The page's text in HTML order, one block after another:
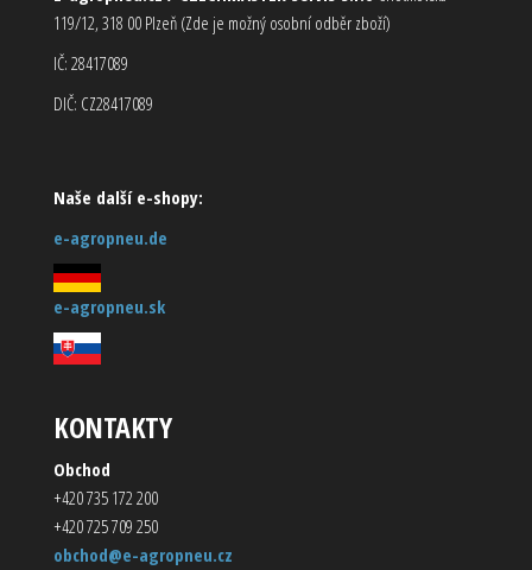
119/12, 318 00 Plzeň (Zde je možný osobní odběr zboží)
IČ: 28417089
DIČ: CZ28417089
Naše další e-shopy:
e-agropneu.de
e-agropneu.sk
KONTAKTY
Obchod
+420 735 172 200
+420 725 709 250
obchod@e-agropneu.cz